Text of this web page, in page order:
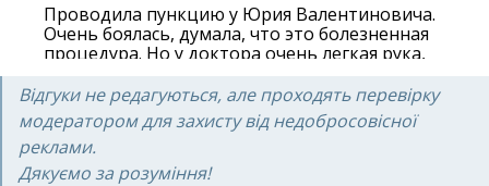
Проводила пункцию у Юрия Валентиновича.
Очень боялась, думала, что это болезненная
процедура. Но у доктора очень легкая рука,
обычный укол болезненнее
Відгуки не редагуються, але проходять перевірку
модератором для захисту від недобросовісної
реклами.
Дякуємо за розуміння!